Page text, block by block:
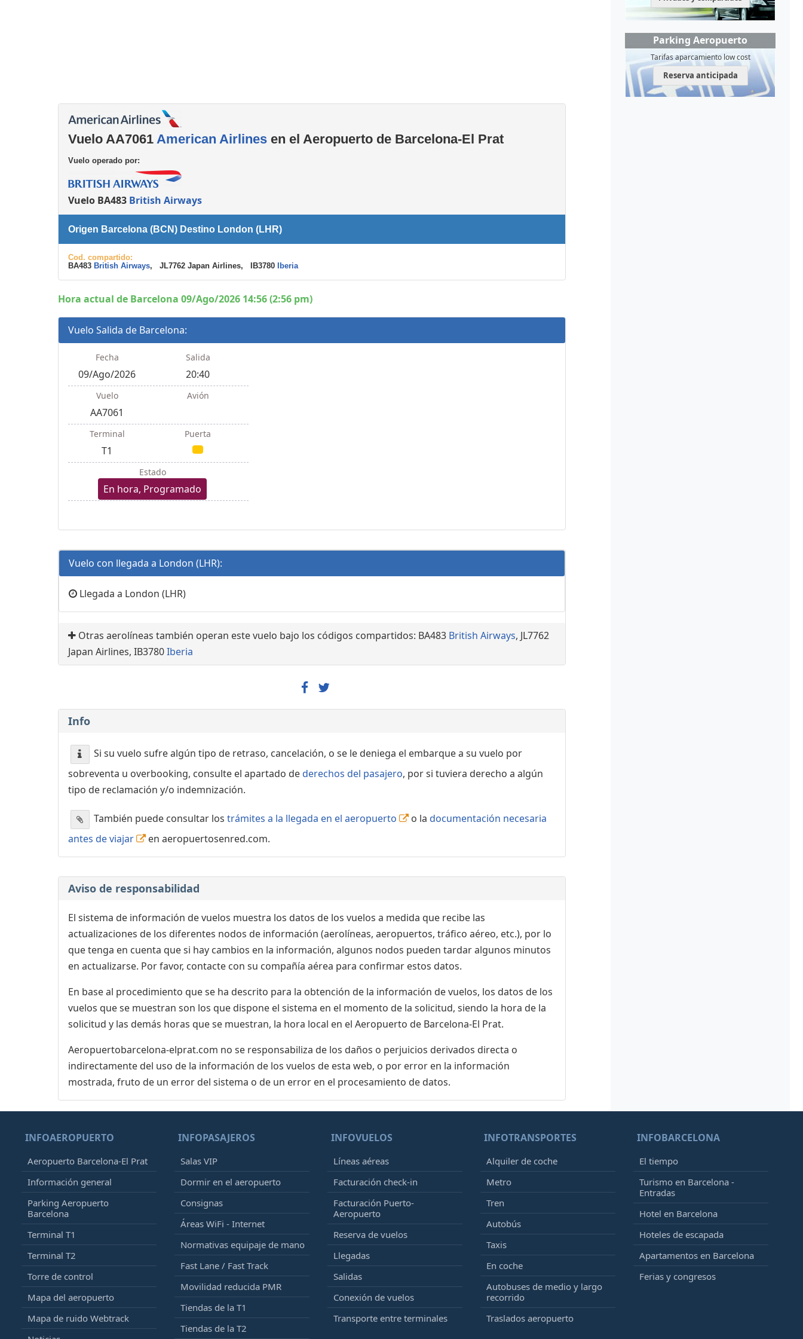
Vuelo AA7061 American Airlines en el Aeropuerto de Barcelona-El Prat
Vuelo operado por:
Vuelo BA483 British Airways
Origen Barcelona (BCN) Destino London (LHR)
Cod. compartido:
BA483 British Airways, JL7762 Japan Airlines, IB3780 Iberia
Hora actual de Barcelona 09/Ago/2026 14:56 (2:56 pm)
Vuelo Salida de Barcelona:
Fecha
09/Ago/2026
Salida
20:40
Vuelo
AA7061
Avión
Terminal
T1
Puerta
Estado
En hora, Programado
Vuelo con llegada a London (LHR):
Llegada a London (LHR)
Otras aerolíneas también operan este vuelo bajo los códigos compartidos: BA483 British Airways, JL7762
Japan Airlines, IB3780Iberia
Info
Si su vuelo sufre algún tipo de retraso, cancelación, o se le deniega el embarque a su vuelo por
sobreventa u overbooking, consulte el apartado dederechos del pasajero, por si tuviera derecho a algún
tipo de reclamación y/o indemnización.
También puede consultar los trámites a la llegada en el aeropuerto o la documentación necesaria
antes de viajar
en aeropuertosenred.com.
Aviso de responsabilidad
El sistema de información de vuelos muestra los datos de los vuelos a medida que recibe las
actualizaciones de los diferentes nodos de información (aerolíneas, aeropuertos, tráfico aéreo, etc.), por lo
que tenga en cuenta que si hay cambios en la información, algunos nodos pueden tardar algunos minutos
en actualizarse. Por favor, contacte con su compañía aérea para confirmar estos datos.
En base al procedimiento que se ha descrito para la obtención de la información de vuelos, los datos de los
vuelos que se muestran son los que dispone el sistema en el momento de la solicitud, siendo la hora de la
solicitud y las demás horas que se muestran, la hora local en el Aeropuerto de Barcelona-El Prat.
Aeropuertobarcelona-elprat.com no se responsabiliza de los daños o perjuicios derivados directa o
indirectamente del uso de la información de los vuelos de esta web, o por error en la información
mostrada, fruto de un error del sistema o de un error en el procesamiento de datos.
Parking Aeropuerto
Tarifas aparcamiento low cost
Reserva anticipada
INFOAEROPUERTO
Aeropuerto Barcelona-El Prat
Información general
Parking Aeropuerto
Barcelona
Terminal T1
Terminal T2
Torre de control
Mapa del aeropuerto
Mapa de ruido Webtrack
INFOPASAJEROS
Salas VIP
Dormir en el aeropuerto
Consignas
Áreas WiFi - Internet
Normativas equipaje de mano
Fast Lane / Fast Track
Movilidad reducida PMR
Tiendas de la T1
Tiendas de la T2
INFOVUELOS
Líneas aéreas
Facturación check-in
Facturación Puerto-
Aeropuerto
Reserva de vuelos
Llegadas
Salidas
Conexión de vuelos
Transporte entre terminales
INFOTRANSPORTES
Alquiler de coche
Metro
Tren
Autobús
Taxis
En coche
Autobuses de medio y largo
recorrido
Traslados aeropuerto
INFOBARCELONA
El tiempo
Turismo en Barcelona -
Entradas
Hotel en Barcelona
Hoteles de escapada
Apartamentos en Barcelona
Ferias y congresos